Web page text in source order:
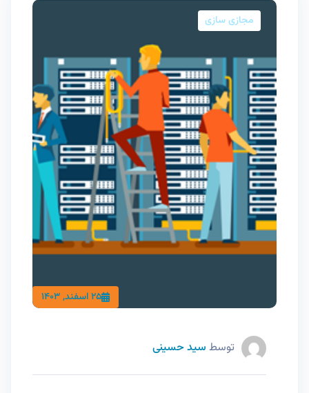
مجازی سازی
25 اسفند, 1403
توسط سید حسینی